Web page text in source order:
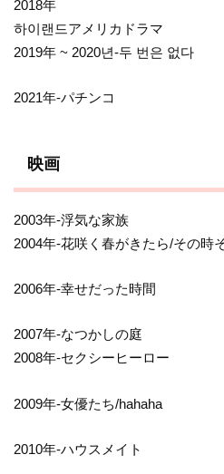
2018年
하이랜드アメリカドラマ
2019年 ~ 2020년-두 번은 없다
2021年-パチンコ
映画
2003年-浮気な家族
2004年-花咲く春がきたら/その時
2006年-幸せだった時間
2007年-なつかしの庭
2008年-セクシーヒーロー
2009年-女優たち/hahaha
2010年-ハウスメイト